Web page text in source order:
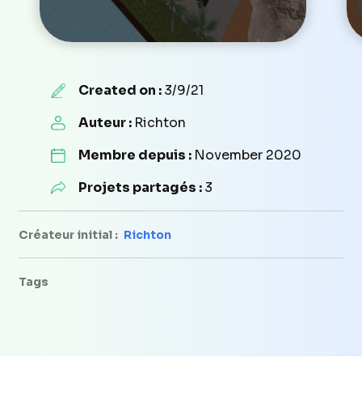
Created on :3/9/21
Auteur : Richton
Membre depuis : November 2020
Projets partagés :3
Créateur initial : Richton
Tags